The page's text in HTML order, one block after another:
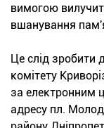
вимогою
вшанування
Це слід зробити
комітету
за електронним
адресу пл.